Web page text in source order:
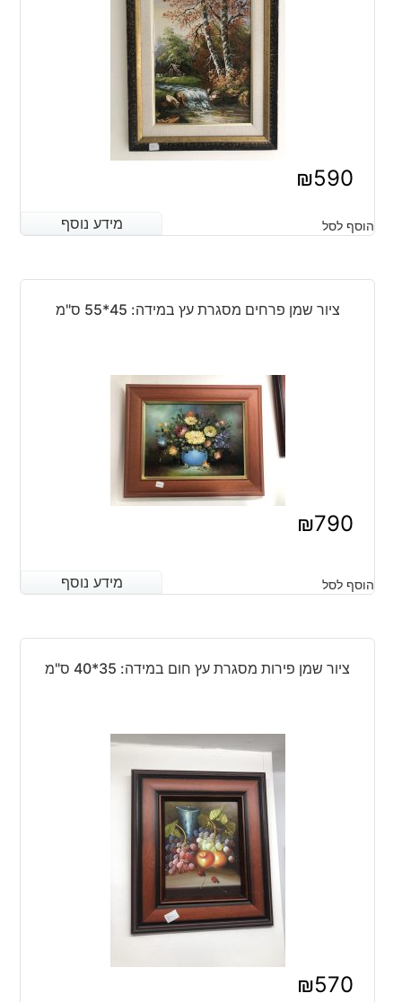
₪590
מידע נוסף הוסף לסל מידע נוסף
ציור שמן פרחים מסגרת עץ במידה: 45*55 ס"מ
₪790
מידע נוסף הוסף לסל מידע נוסף
ציור שמן פירות מסגרת עץ חום במידה: 35*40 ס"מ
₪570